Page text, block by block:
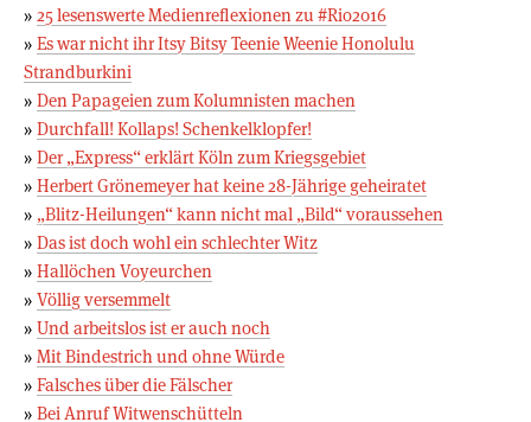
» 25 lesenswerte Medienreflexionen zu #Rio2016
» Es war nicht ihr Itsy Bitsy Teenie Weenie Honolulu
Strandburkini
» Den Papageien zum Kolumnisten machen
» Durchfall! Kollaps! Schenkelklopfer!
» Der „Express“ erklärt Köln zum Kriegsgebiet
» Herbert Grönemeyer hat keine 28-Jährige geheiratet
» „Blitz-Heilungen“ kann nicht mal „Bild“ voraussehen
» Das ist doch wohl ein schlechter Witz
» Hallöchen Voyeurchen
» Völlig versemmelt
» Und arbeitslos ist er auch noch
» Mit Bindestrich und ohne Würde
» Falsches über die Fälscher
» Bei Anruf Witwenschütteln